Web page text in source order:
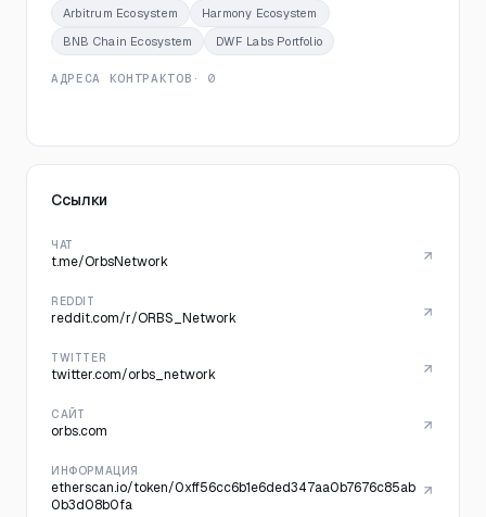
Arbitrum Ecosystem
Harmony Ecosystem
BNB Chain Ecosystem
DWF Labs Portfolio
АДРЕСА КОНТРАКТОВ · 0
Ссылки
ЧАТ
t.me/OrbsNetwork
REDDIT
reddit.com/r/ORBS_Network
TWITTER
twitter.com/orbs_network
САЙТ
orbs.com
ИНФОРМАЦИЯ
etherscan.io/token/0xff56cc6b1e6ded347aa0b7676c85ab
0b3d08b0fa